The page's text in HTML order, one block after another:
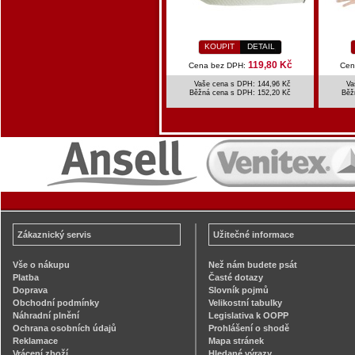
KOUPIT DETAIL
Cena bez DPH: 119,80 Kč
Vaše cena s DPH: 144,96 Kč
Běžná cena s DPH: 152,20 Kč
Zákaznický servis
Vše o nákupu
Platba
Doprava
Obchodní podmínky
Náhradní plnění
Ochrana osobních údajů
Reklamace
Užitečné informace
Než nám budete psát
Časté dotazy
Slovník pojmů
Velikostní tabulky
Legislativa k OOPP
Prohlášení o shodě
Mapa stránek